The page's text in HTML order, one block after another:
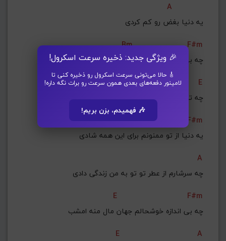
🎉 ویژگی جدید: ذخیره سرعت اسکرول!
🎸 حالا می‌تونی سرعت اسکرول رو ذخیره کنی تا
لامینور دفعه‌های بعدی همون سرعت رو برات نگه داره!
🎶 فهمیدم، بزن بریم!
A
یه دنیا بغض رو کم کردی
Bm
F#m
چه بی‌ اندازه درگیر نگاه آسمونیتم
F#m
E
چه تو خواب و چه بیداری به دنبال نشونیتم
E
F#m
یه دنیا از تو ممنونم برای این همه شادی
A
چه سرشارم از عطر تو تو به من زندگی‌ دادی
E
F#m
چه بی‌ اندازه خوشحالم جهان مال منه امشب
E
A